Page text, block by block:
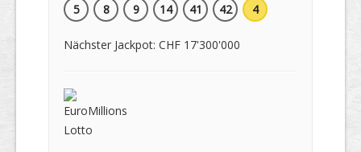
5
8 9 14 41 42 4
Nächster Jackpot: CHF 17'300'000